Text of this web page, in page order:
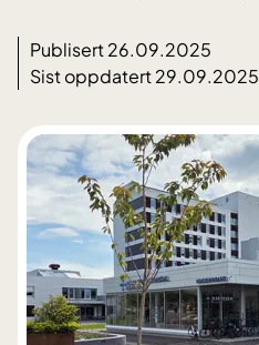
Publisert 26.09.2025
Sist oppdatert 29.09.2025